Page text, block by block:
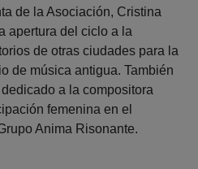
de la Asociación, Cristina
apertura del ciclo a la
de otras ciudades para la
de música antigua. También
a la compositora
femenina en el
Anima Risonante.